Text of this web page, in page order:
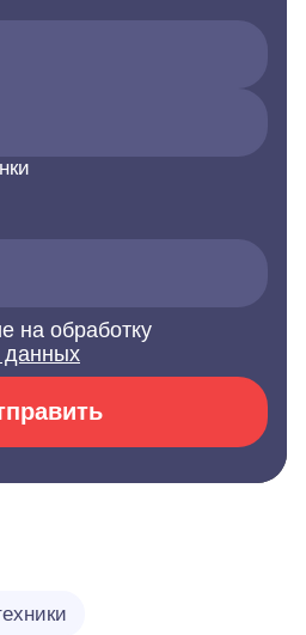
на обработку
данных